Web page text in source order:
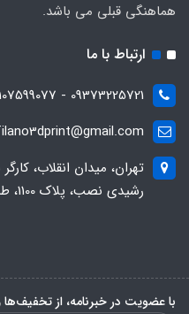
هماهنگی قبلی می باشد.
ارتباط با ما
09373225721 - 09107599077
تهران، میدان انقلاب،
رشیدی نصب، پلاک 1100، طبقه دوم، واحد 6
با عضویت در خبرنامه، از